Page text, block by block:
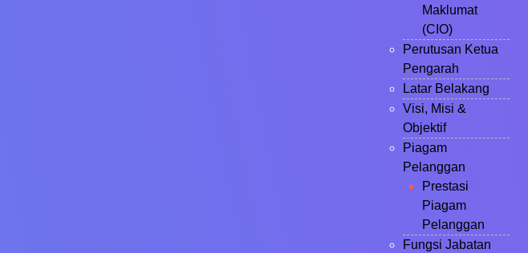
Maklumat
(CIO)
Perutusan Ketua
Pengarah
Latar Belakang
Visi, Misi &
Objektif
Piagam
Pelanggan
Prestasi
Piagam
Pelanggan
Fungsi Jabatan